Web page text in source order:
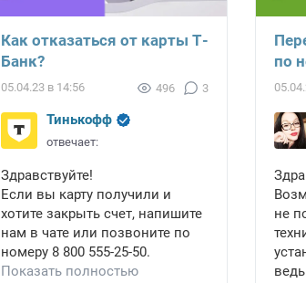
Как отказаться от карты Т-
Банк?
05.04.23 в 14:56 496 3
Тинькофф
отвечает:
Здравствуйте!
Если вы карту получили и
хотите закрыть счет, напишите
нам в чате или позвоните по
номеру 8 800 555-25-50.
Показать полностью
по
не